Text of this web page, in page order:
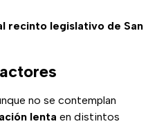
recinto legislativo de San
no se contemplan
lenta en distintos